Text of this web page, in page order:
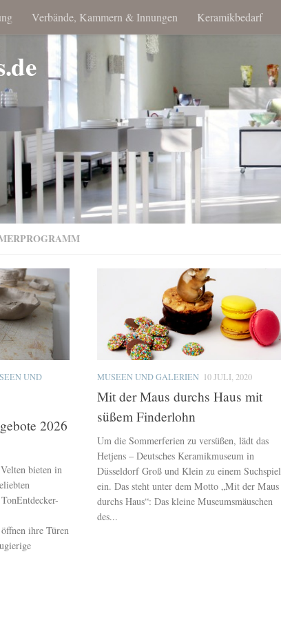
Verbände, Kammern & Innungen Keramikbedarf
UND
2026
bieten in
ihre Türen
MUSEEN UND GALERIEN 10 JULI, 2020
Mit der Maus durchs Haus mit
süßem Finderlohn
Um die Sommerferien zu versüßen, lädt das
Hetjens – Deutsches Keramikmuseum in
Düsseldorf Groß und Klein zu einem Suchspiel
ein. Das steht unter dem Motto „Mit der Maus
durchs Haus“: Das kleine Museumsmäuschen
des...